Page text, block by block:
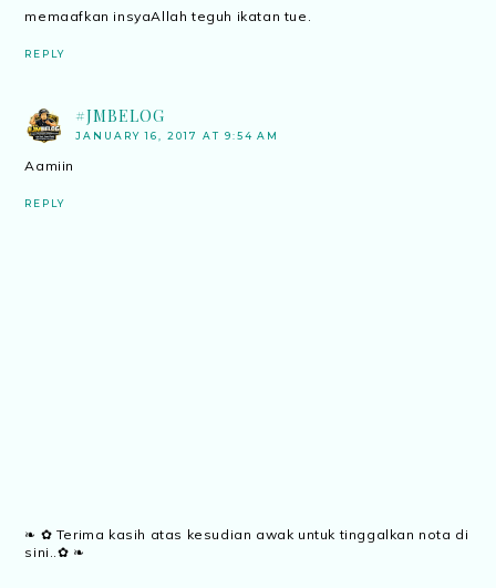
memaafkan insyaAllah teguh ikatan tue.
REPLY
#JMBELOG
JANUARY 16, 2017 AT 9:54 AM
Aamiin
REPLY
❧ ✿ Terima kasih atas kesudian awak untuk tinggalkan nota di
sini..✿ ❧